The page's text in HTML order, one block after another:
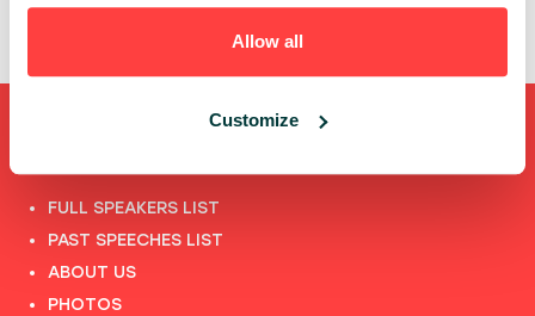
Allow all
Customize
FULL SPEAKERS LIST
PAST SPEECHES LIST
ABOUT US
PHOTOS